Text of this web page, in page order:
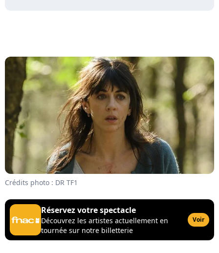
Crédits photo : DR TF1
Réservez votre spectacle
Découvrez les artistes actuellement en
tournée sur notre billetterie
Voir